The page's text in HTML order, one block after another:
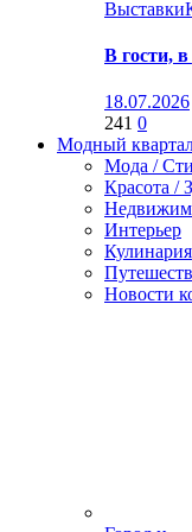
Выставки
В гости,
18.07.2026
241 0
Модный
Мода /
Красота /
Интерьер
Кулинария
Новости